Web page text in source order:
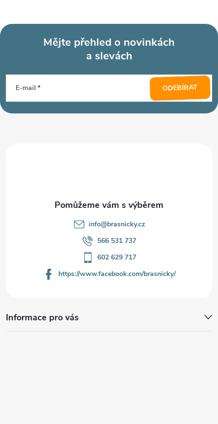
p
Mějte přehled o novinkách
a slevách
E-mail ODEBÍRAT
info@brasnicky.cz
566 531 737
602 629 717
https://www.facebook.com/brasnicky/
Informace pro vás